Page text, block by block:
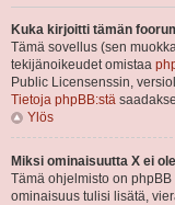
Kuka kirjoitti tämän
Tämä sovellus (sen
tekijänoikeudet omistaa
Public Licensenssin,
Tietoja phpBB:stä
Ylös
Miksi ominaisuutta X ei
Tämä ohjelmisto on
ominaisuus tulisi lisätä,